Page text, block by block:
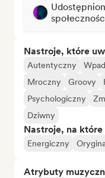
Nastroje, które
Autentyczny
Mroczny
Groovy
Psychologiczny
Dziwny
Nastroje, na
Energiczny
Atrybuty